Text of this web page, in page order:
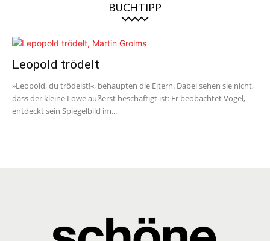
BUCHTIPP
Leopold trödelt
»Leopold, du trödelst!«, behaupten die Eltern. Dabei sehen sie nicht,
dass der kleine Löwe äußerst beschäftigt ist: Er beobachtet Vögel,
entdeckt sein Spiegelbild im...